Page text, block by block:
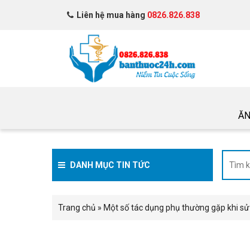
Liên hệ mua hàng 0826.826.838
DANH MỤC TIN TỨC
Trang chủ » Một số tác dụng phụ thường gặp khi